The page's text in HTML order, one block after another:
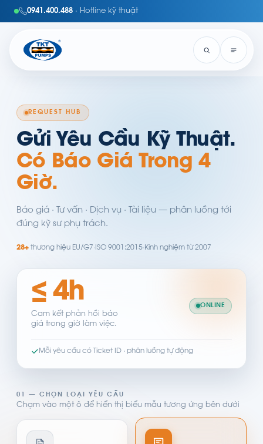
0941.400.488 · Hotline kỹ thuật
REQUEST HUB
Gửi Yêu Cầu Kỹ Thuật.
Có Báo Giá Trong 4
Giờ.
Báo giá · Tư vấn · Dịch vụ · Tài liệu — phân luồng tới
đúng kỹ sư phụ trách.
28+ thương hiệu EU/G7· ISO 9001:2015· Kinh nghiệm từ 2007
≤ 4h
Cam kết phản hồi báo
giá trong giờ làm việc.
ONLINE
Mỗi yêu cầu có Ticket ID · phân luồng tự động
01 — CHỌN LOẠI YÊU CẦU
Chạm vào một ô để hiển thị biểu mẫu tương ứng bên dưới